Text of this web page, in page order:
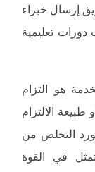
إرسال خبراء
تعليمية
هو التزام
الالتزام
التخلص من
في القوة